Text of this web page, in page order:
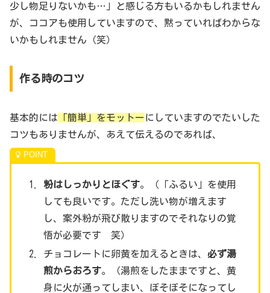
少し物足りないかも…」と感じる方もいるかもしれません
が、ココアも使用していますので、黙っていればわからな
いかもしれません（笑）
作る時のコツ
基本的には 「簡単」をモットーにしていますのでたいした
コツもありませんが、あえて伝えるのであれば、
粉はしっかりとほぐす。（「ふるい」を使用
しても良いです。ただし洗い物が増えます
し、案外粉が飛び散りますのでそれなりの覚
悟が必要です 笑）
チョコレートに卵黄を加えるときは、必ず湯
煎からおろす。（湯煎をしたままですと、黄
身に火が通ってしまい、ぼそぼそになってし